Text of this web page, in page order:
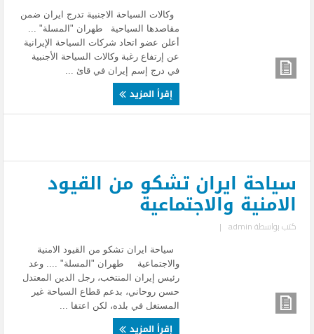
وكالات السياحة الاجنبية تدرج ايران ضمن
مقاصدها السياحية طهران "المسلة" ...
أعلن عضو اتحاد شركات السياحة الإيرانية
عن إرتفاع رغبة وكالات السياحة الأجنبية
في درج إسم إيران في قائ ...
إقرأ المزيد
سياحة ايران تشكو من القيود
الامنية والاجتماعية
كتب بواسطةadmin
|
سياحة ايران تشكو من القيود الامنية
والاجتماعية طهران "المسلة" .... وعد
رئيس إيران المنتخب، رجل الدين المعتدل
حسن روحاني، بدعم قطاع السياحة غير
المستغل في بلده، لكن اعتقا ...
إقرأ المزيد